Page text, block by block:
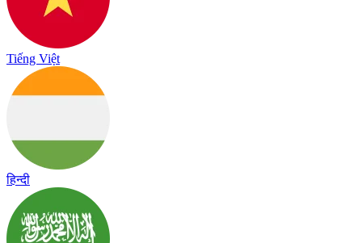
Tiếng Việt
हिन्दी